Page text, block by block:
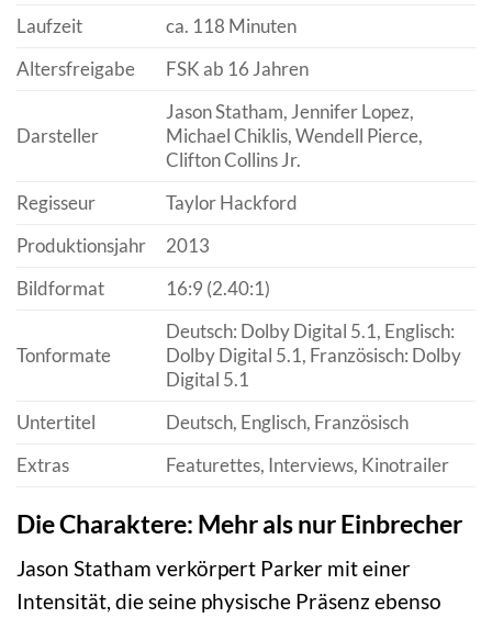
Laufzeit
ca. 118 Minuten
Altersfreigabe
FSK ab 16 Jahren
Darsteller
Jason Statham, Jennifer Lopez,
Michael Chiklis, Wendell Pierce,
Clifton Collins Jr.
Regisseur
Taylor Hackford
Produktionsjahr
2013
Bildformat
16:9 (2.40:1)
Tonformate
Deutsch: Dolby Digital 5.1, Englisch:
Dolby Digital 5.1, Französisch: Dolby
Digital 5.1
Untertitel
Deutsch, Englisch, Französisch
Extras
Featurettes, Interviews, Kinotrailer
Die Charaktere: Mehr als nur Einbrecher
Jason Statham verkörpert Parker mit einer
Intensität, die seine physische Präsenz ebenso